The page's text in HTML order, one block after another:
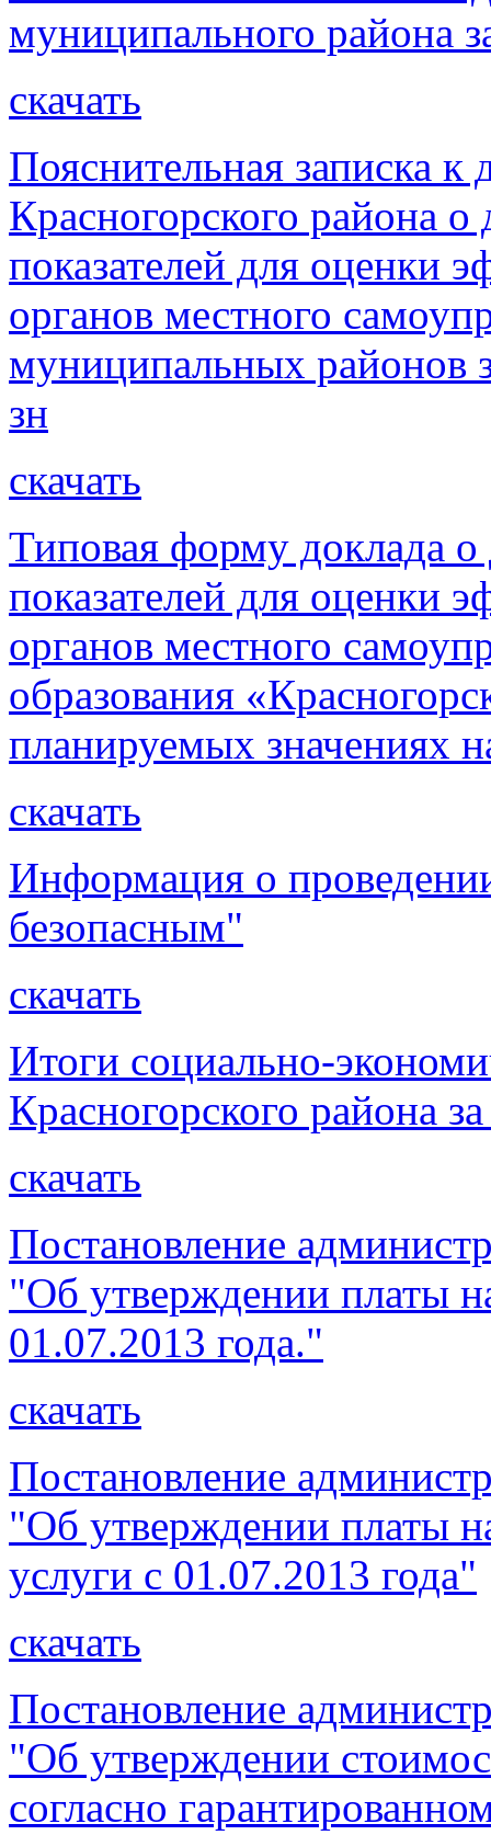
муниципального района
скачать
Пояснительная записка
Красногорского района
показателей для оценки
органов местного
муниципальных районов
зн
скачать
Типовая форму доклада о
показателей для оценки
органов местного
образования
планируемых значениях
скачать
Информация о
безопасным"
скачать
Итоги социально-
Красногорского района
скачать
Постановление
"Об утверждении платы
01.07.2013 года."
скачать
Постановление
"Об утверждении платы
услуги с 01.07.2013 года"
скачать
Постановление
"Об утверждении
согласно